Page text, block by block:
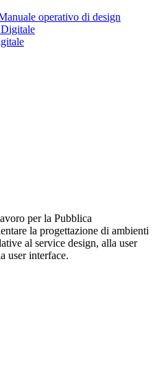
operativo di design
per la Pubblica
la progettazione di ambienti
al service design, alla user
user interface.